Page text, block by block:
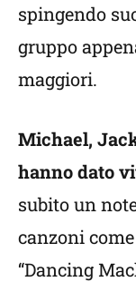
spingendo
gruppo
maggiori.
Michael,
hanno dato
subito un
canzoni come
“Dancing